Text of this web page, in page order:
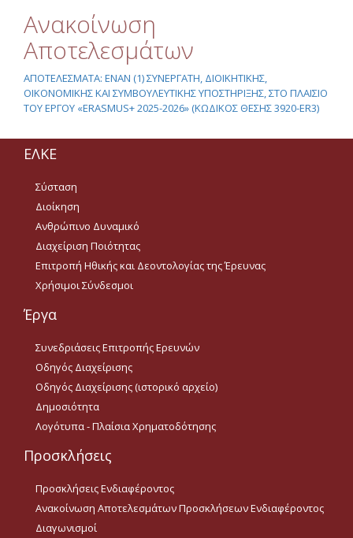
Προσκλήσεις Υποβολής
Προσφορών (2021 - 2022)
Ακαδ.Εμπειρία
Επικοινωνία
e-ΕΛΚΕ
Ηλεκτρονική
Παρακολούθηση Έργων
ΕΛΚΕ
Ηλεκτρονικές Συνεδριάσεις
ΚΕΔΙΒΙΜ
Ηλεκτρονικές Συνεδριάσεις
ETHICS
Συνέδρια: Ηλεκτρονικές
Ανακοίνωση
Αποτελεσμάτων
ΑΠΟΤΕΛΕΣΜΑΤΑ: ΕΝΑΝ (1) ΣΥΝΕΡΓΑΤΗ, ΔΙΟΙΚΗΤΙΚΗΣ,
ΟΙΚΟΝΟΜΙΚΗΣ ΚΑΙ ΣΥΜΒΟΥΛΕΥΤΙΚΗΣ ΥΠΟΣΤΗΡΙΞΗΣ, ΣΤΟ ΠΛΑΙΣΙΟ
ΤΟΥ ΕΡΓΟΥ «ERASMUS+ 2025-2026» (ΚΩΔΙΚΟΣ ΘΕΣΗΣ 3920-ER3)
ΕΛΚΕ
Σύσταση
Διοίκηση
Ανθρώπινο Δυναμικό
Διαχείριση Ποιότητας
Επιτροπή Ηθικής και Δεοντολογίας της Έρευνας
Χρήσιμοι Σύνδεσμοι
Έργα
Συνεδριάσεις Επιτροπής Ερευνών
Οδηγός Διαχείρισης
Οδηγός Διαχείρισης (ιστορικό αρχείο)
Δημοσιότητα
Λογότυπα - Πλαίσια Χρηματοδότησης
Προσκλήσεις
Προσκλήσεις Ενδιαφέροντος
Ανακοίνωση Αποτελεσμάτων Προσκλήσεων Ενδιαφέροντος
Διαγωνισμοί